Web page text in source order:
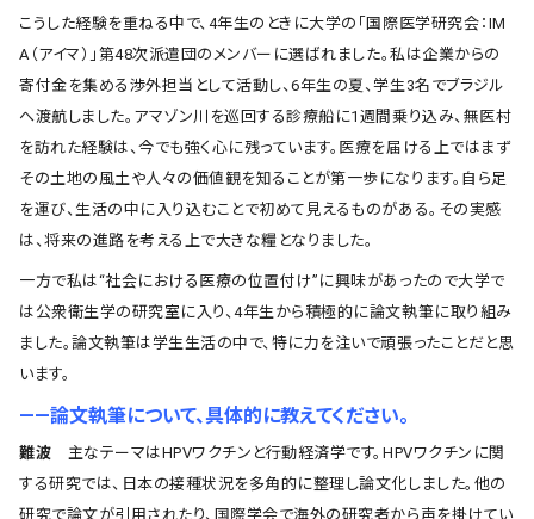
こうした経験を重ねる中で、4年生のときに大学の「国際医学研究会：IM
A（アイマ）」第48次派遣団のメンバーに選ばれました。私は企業からの
寄付金を集める渉外担当として活動し、6年生の夏、学生3名でブラジル
へ渡航しました。アマゾン川を巡回する診療船に1週間乗り込み、無医村
を訪れた経験は、今でも強く心に残っています。医療を届ける上ではまず
その土地の風土や人々の価値観を知ることが第一歩になります。自ら足
を運び、生活の中に入り込むことで初めて見えるものがある。その実感
は、将来の進路を考える上で大きな糧となりました。
一方で私は“社会における医療の位置付け”に興味があったので大学で
は公衆衛生学の研究室に入り、4年生から積極的に論文執筆に取り組み
ました。論文執筆は学生生活の中で、特に力を注いで頑張ったことだと思
います。
――論文執筆について、具体的に教えてください。
難波 主なテーマはHPVワクチンと行動経済学です。HPVワクチンに関
する研究では、日本の接種状況を多角的に整理し論文化しました。他の
研究で論文が引用されたり、国際学会で海外の研究者から声を掛けてい